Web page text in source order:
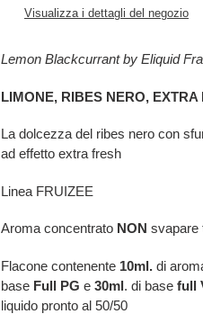
prodotto
Visualizza i dettagli del negozio
Lemon Blackcurrant by Eliquid
LIMONE, RIBES NERO, EXTRA
La dolcezza del ribes nero con
ad effetto extra fresh
Linea FRUIZEE
Aroma concentrato NON svapare
Flacone contenente 10ml. di
base Full PG e 30ml. di base full
liquido pronto al 50/50